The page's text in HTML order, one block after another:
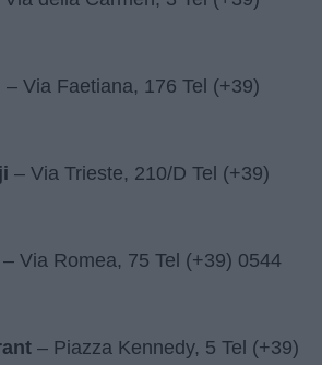
– Via Faetiana, 176 Tel (+39)
– Via Trieste, 210/D Tel (+39)
– Via Romea, 75 Tel (+39) 0544
– Piazza Kennedy, 5 Tel (+39)